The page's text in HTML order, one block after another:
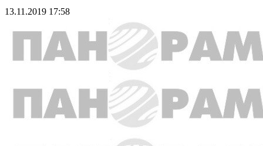
13.11.2019 17:58